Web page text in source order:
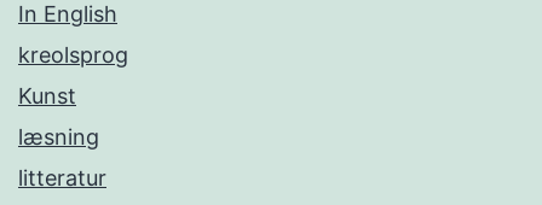
In English
kreolsprog
Kunst
læsning
litteratur